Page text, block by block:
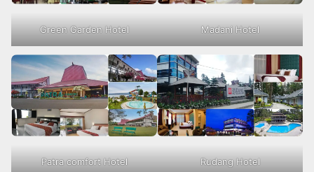
Green Garden Hotel Madani Hotel
Patra comfort Hotel Rudang Hotel